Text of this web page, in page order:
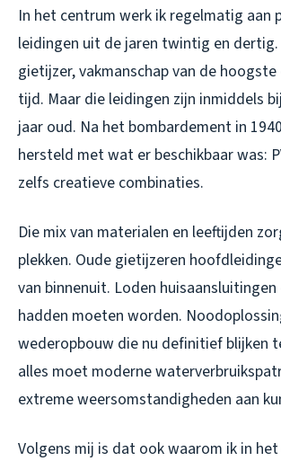
In het centrum werk ik regelmatig aan
leidingen uit de jaren twintig en dertig.
gietijzer, vakmanschap van de
tijd. Maar die leidingen zijn inmiddels
jaar oud. Na het bombardement in
hersteld met wat er beschikbaar was:
zelfs creatieve combinaties.
Die mix van materialen en leeftijden
plekken. Oude gietijzeren
van binnenuit. Loden
hadden moeten worden.
wederopbouw die nu definitief blijken
alles moet moderne
extreme weersomstandigheden aan
Volgens mij is dat ook waarom ik in